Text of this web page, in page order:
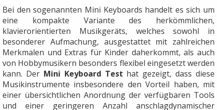
Bei den sogenannten Mini Keyboards handelt es sich um
eine kompakte Variante des herkömmlichen,
klavierorientierten Musikgeräts, welches sowohl in
besonderer Aufmachung, ausgestattet mit zahlreichen
Merkmalen und Extras für Kinder daherkommt, als auch
von Hobbymusikern besonders flexibel eingesetzt werden
kann. Der Mini Keyboard Test hat gezeigt, dass diese
Musikinstrumente insbesondere den Vorteil haben, mit
einer übersichtlichen Anordnung der verfügbaren Tools
und einer geringeren Anzahl anschlagdynamischer